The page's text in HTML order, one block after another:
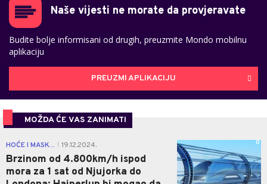
Naše vijesti ne morate da provjeravate
Budite bolje informisani od drugih, preuzmite Mondo mobilnu
aplikaciju
PREUZMI APLIKACIJU
MOŽDA ĆE VAS ZANIMATI
HOĆE I MASK... 19.12.2024.
Brzinom od 4.800km/h ispod
mora za 1 sat od Njujorka do
0